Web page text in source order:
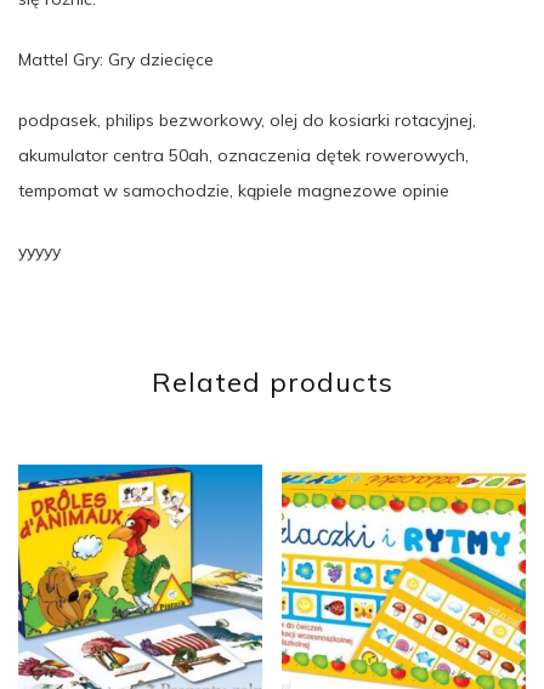
Mattel Gry: Gry dziecięce
podpasek, philips bezworkowy, olej do kosiarki rotacyjnej,
akumulator centra 50ah, oznaczenia dętek rowerowych,
tempomat w samochodzie, kąpiele magnezowe opinie
yyyyy
Related products